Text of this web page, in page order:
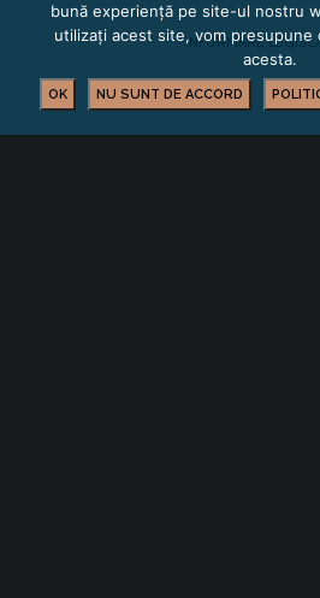
INFORMARE
bună experiență pe site-ul nostru
utilizați acest site, vom presupune
acesta.
OK NU SUNT DE ACCORD